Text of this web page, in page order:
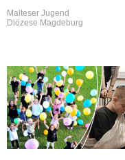
Malteser Jugend
Diözese Magdeburg